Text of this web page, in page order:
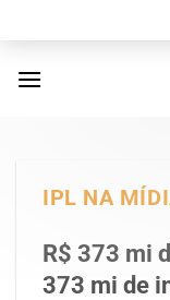
content
IPL NA
R$ 373 mi
373 mi de